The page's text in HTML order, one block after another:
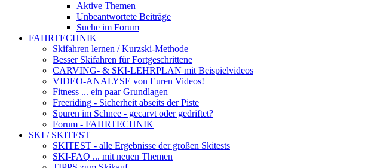
Aktive Themen
Unbeantwortete Beiträge
Suche im Forum
FAHRTECHNIK
Skifahren lernen / Kurzski-Methode
Besser Skifahren für Fortgeschrittene
CARVING- & SKI-LEHRPLAN mit Beispielvideos
VIDEO-ANALYSE von Euren Videos!
Fitness ... ein paar Grundlagen
Freeriding - Sicherheit abseits der Piste
Spuren im Schnee - gecarvt oder gedriftet?
Forum - FAHRTECHNIK
SKI / SKITEST
SKITEST - alle Ergebnisse der großen Skitests
SKI-FAQ ... mit neuen Themen